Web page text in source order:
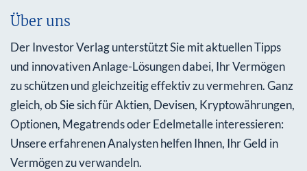
Über uns
Der Investor Verlag unterstützt Sie mit aktuellen Tipps
und innovativen Anlage-Lösungen dabei, Ihr Vermögen
zu schützen und gleichzeitig effektiv zu vermehren. Ganz
gleich, ob Sie sich für Aktien, Devisen, Kryptowährungen,
Optionen, Megatrends oder Edelmetalle interessieren:
Unsere erfahrenen Analysten helfen Ihnen, Ihr Geld in
Vermögen zu verwandeln.